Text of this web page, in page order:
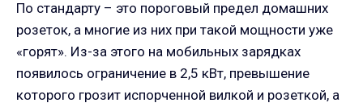
По стандарту – это пороговый предел домашних
розеток, а многие из них при такой мощности уже
«горят». Из-за этого на мобильных зарядках
появилось ограничение в 2,5 кВт, превышение
которого грозит испорченной вилкой и розеткой, а